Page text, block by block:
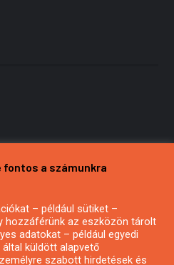
fontos a számunkra
– például sütiket –
hozzáférünk az eszközön tárolt
adatokat – például egyedi
küldött alapvető
szabott hirdetések és